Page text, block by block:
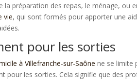
la préparation des repas, le ménage, ou
vie, qui sont formés pour apporter une
pour les sorties
à Villefranche-sur-Saône ne se limite
pour les sorties. Cela signifie que des